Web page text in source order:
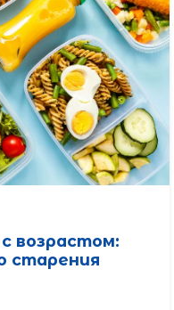
возрастом:
старения